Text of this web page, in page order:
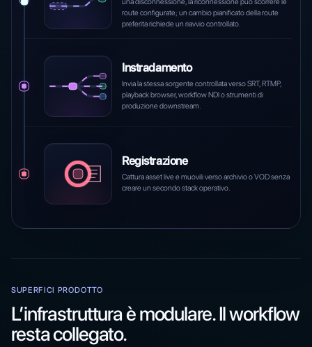
route configurate; un cambio pianificato della route
preferita richiede un riavvio controllato.
Instradamento
Invia la stessa sorgente controllata verso SRT, RTMP,
playback browser, workflow NDI o strumenti di
produzione downstream.
Registrazione
Cattura asset live e muovili verso archivio o VOD senza
creare un secondo stack operativo.
SUPERFICI PRODOTTO
L’infrastruttura è modulare. Il workflow
resta collegato.